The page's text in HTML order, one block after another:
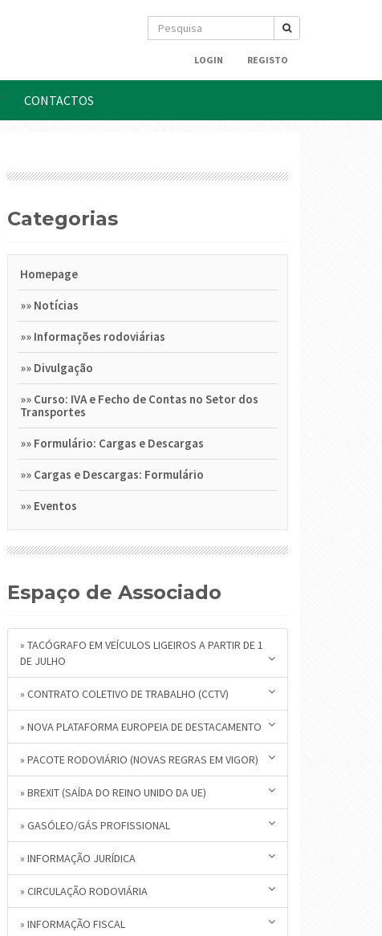
LOGIN REGISTO
CONTACTOS
Categorias
Homepage
»» Notícias
»» Informações rodoviárias
»» Divulgação
»» Curso: IVA e Fecho de Contas no Setor dos
Transportes
»» Formulário: Cargas e Descargas
»» Cargas e Descargas: Formulário
»» Eventos
Espaço de Associado
» TACÓGRAFO EM VEÍCULOS LIGEIROS A PARTIR DE 1
DE JULHO
» CONTRATO COLETIVO DE TRABALHO (CCTV)
» NOVA PLATAFORMA EUROPEIA DE DESTACAMENTO
» PACOTE RODOVIÁRIO (NOVAS REGRAS EM VIGOR)
» BREXIT (SAÍDA DO REINO UNIDO DA UE)
» GASÓLEO/GÁS PROFISSIONAL
» INFORMAÇÃO JURÍDICA
» CIRCULAÇÃO RODOVIÁRIA
» INFORMAÇÃO FISCAL